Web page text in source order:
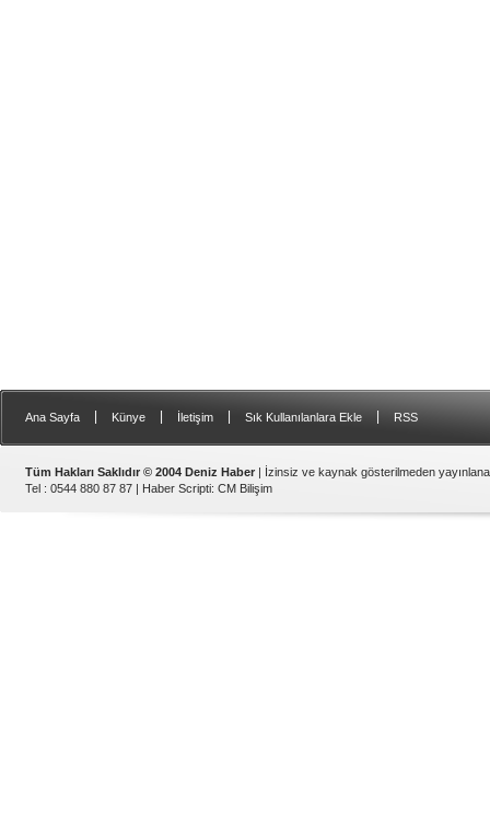
Ana Sayfa Künye İletişim Sık Kullanılanlara Ekle RSS
Tüm Hakları Saklıdır © 2004 Deniz Haber | İzinsiz ve kaynak gösterilmeden
Tel : 0544 880 87 87 | Haber Scripti: CM Bilişim